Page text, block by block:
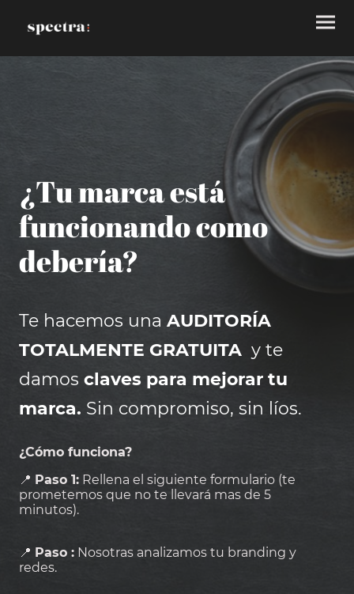
¿Tu marca está
funcionando como
debería?
Te hacemos una AUDITORÍA
TOTALMENTE GRATUITA y te
damos claves para mejorar tu
marca. Sin compromiso, sin líos.
¿Cómo funciona?
📍 Paso 1: Rellena el siguiente formulario (te
prometemos que no te llevará mas de 5
minutos).
📍 Paso : Nosotras analizamos tu branding y
redes.